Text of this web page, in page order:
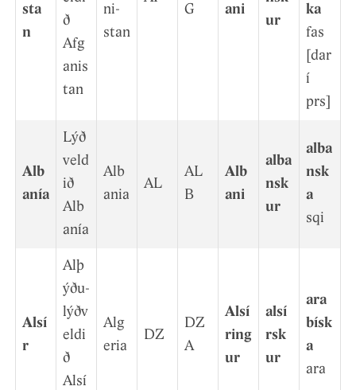
sta
n
ð
Afg
anis
tan
ni­
stan
G
ani
ur
ka
fas
[dar
í
prs]
Alb
anía
Lýð
veld
ið
Alb
anía
Alb
ania
AL
AL
B
Alb
ani
alba
nsk
ur
alba
nsk
a
sqi
Alsí
r
Alþ
ýðu­
lýðv
eldi
ð
Alsí
Alg
eria
DZ
DZ
A
Alsí
ring
ur
alsí
rsk
ur
ara
bísk
a
ara